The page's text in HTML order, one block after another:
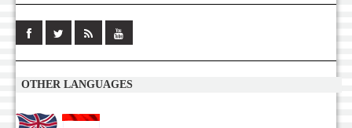
OTHER LANGUAGES